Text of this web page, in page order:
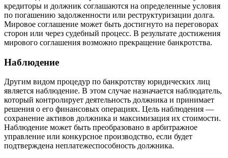
кредиторы и должник соглашаются на определенные условия
по погашению задолженности или реструктуризации долга.
Мировое соглашение может быть достигнуто на переговорах
сторон или через судебный процесс. В результате достижения
мирового соглашения возможно прекращение банкротства.
Наблюдение
Другим видом процедур по банкротству юридических лиц
является наблюдение. В этом случае назначается наблюдатель,
который контролирует деятельность должника и принимает
решения о его финансовых операциях. Цель наблюдения —
сохранение активов должника и максимизация их стоимости.
Наблюдение может быть преобразовано в арбитражное
управление или конкурсное производство, если будет
подтверждена неплатежеспособность должника.